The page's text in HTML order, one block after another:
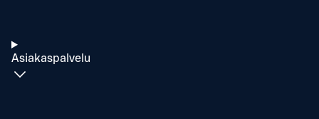
Asiakaspalvelu